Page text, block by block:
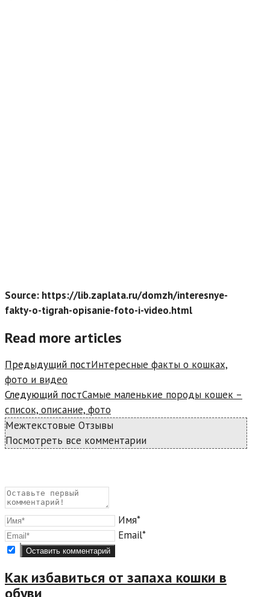
Source: https://lib.zaplata.ru/domzh/interesnye-
fakty-o-tigrah-opisanie-foto-i-video.html
Read more articles
Предыдущий постИнтересные факты о кошках,
фото и видео
Следующий постСамые маленькие породы кошек –
список, описание, фото
Межтекстовые Отзывы
Посмотреть все комментарии
Имя*
Email*
Как избавиться от запаха кошки в